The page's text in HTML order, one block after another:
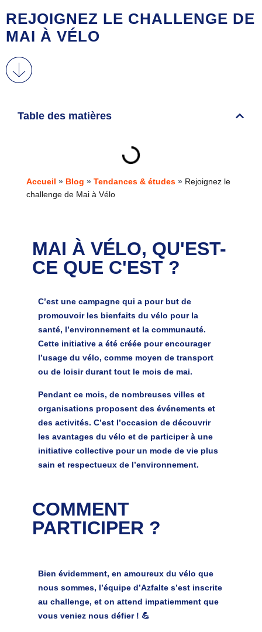
REJOIGNEZ LE CHALLENGE DE
MAI À VÉLO
Table des matières
Accueil » Blog » Tendances & études» Rejoignez le
challenge de Mai à Vélo
MAI À VÉLO, QU'EST-
CE QUE C'EST ?
C’est une campagne qui a pour but de
promouvoir les bienfaits du vélo pour la
santé, l’environnement et la communauté.
Cette initiative a été créée pour encourager
l’usage du vélo, comme moyen de transport
ou de loisir durant tout le mois de mai.
Pendant ce mois, de nombreuses villes et
organisations proposent des événements et
des activités. C’est l’occasion de découvrir
les avantages du vélo et de participer à une
initiative collective pour un mode de vie plus
sain et respectueux de l’environnement.
COMMENT
PARTICIPER ?
Bien évidemment, en amoureux du vélo que
nous sommes, l’équipe d’Azfalte s’est inscrite
au challenge, et on attend impatiemment que
vous veniez nous défier ! 💪